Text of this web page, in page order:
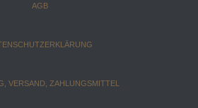
AGB
VERSAND, ZAHLUNGSMITTEL